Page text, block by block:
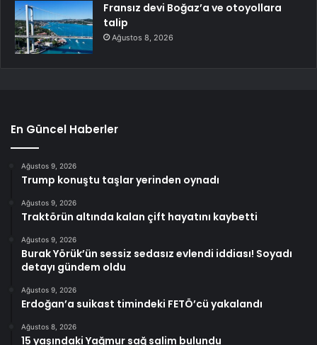
Fransız devi Boğaz’a ve otoyollara
talip
Ağustos 8, 2026
En Güncel Haberler
Ağustos 9, 2026
Trump konuştu taşlar yerinden oynadı
Ağustos 9, 2026
Traktörün altında kalan çift hayatını kaybetti
Ağustos 9, 2026
Burak Yörük’ün sessiz sedasız evlendi iddiası! Soyadı
detayı gündem oldu
Ağustos 9, 2026
Erdoğan’a suikast timindeki FETÖ’cü yakalandı
Ağustos 8, 2026
15 yaşındaki Yağmur sağ salim bulundu